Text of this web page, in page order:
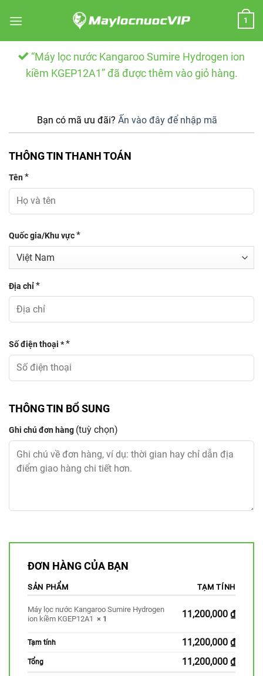
1
“Máy lọc nước Kangaroo Sumire Hydrogen ion
kiềm KGEP12A1” đã được thêm vào giỏ hàng.
Bạn có mã ưu đãi? Ấn vào đây để nhập mã
THÔNG TIN THANH TOÁN
Tên*
Quốc gia/Khu vực*
Địa chỉ*
Số điện thoại **
THÔNG TIN BỔ SUNG
Ghi chú đơn hàng (tuỳ chọn)
ĐƠN HÀNG CỦA BẠN
SẢN PHẨM TẠM TÍNH
Máy lọc nước Kangaroo Sumire Hydrogen
ion kiềm KGEP12A1 × 1 11,200,000 ₫
Tạm tính 11,200,000 ₫
Tổng 11,200,000 ₫